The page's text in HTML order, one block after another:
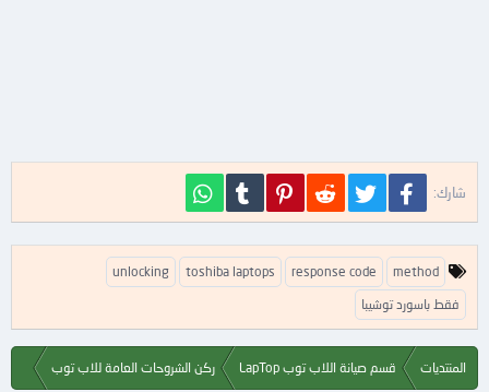
شارك: فيسبوك تويتر Reddit
Pinterest
Tumblr
ا
ل
ك
ل
م
ا
method
response code
toshiba laptops
unlocking
فقط باسورد توشيبا
المنتديات قسم صيانة اللاب توب LapTop ركن الشروحات العامة للاب توب